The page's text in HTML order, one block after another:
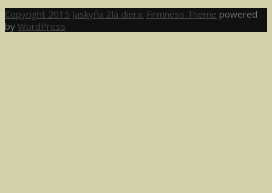
Copyright 2015 Jaskyňa Zlá diera. Firmness Theme powered
by WordPress